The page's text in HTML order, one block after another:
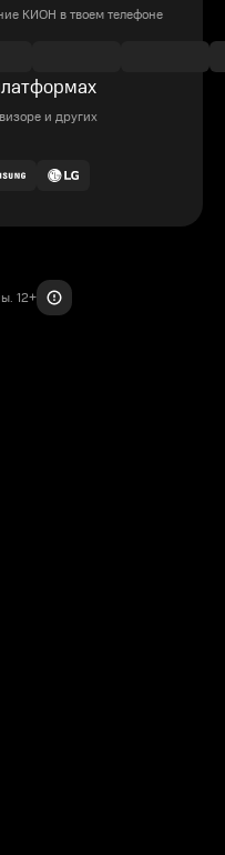
КИОН в твоем телефоне
и других
12+